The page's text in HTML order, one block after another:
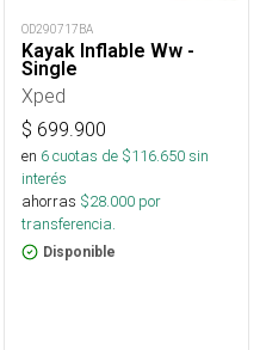
OD290717BA
Kayak Inflable Ww -
Single
Xped
$ 699.900
en 6cuotas de $116.650sin
interés
ahorras $28.000 por
transferencia.
Disponible